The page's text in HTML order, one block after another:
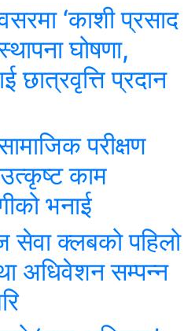
‘काशी प्रसाद
घोषणा,
छात्रवृत्ति प्रदान
परीक्षण
काम
भनाई
सेवा क्लबको पहिलो
अधिवेशन सम्पन्न